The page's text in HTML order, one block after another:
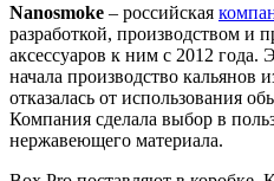
Nanosmoke – российская
разработкой, производством и
аксессуаров к ним с 2012 года.
начала производство кальянов
отказалась от использования
Компания сделала выбор в
нержавеющего материала.